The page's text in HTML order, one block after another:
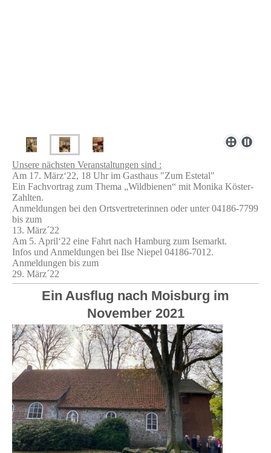
Unsere nächsten Veranstaltungen sind :
Am 17. März‘22, 18 Uhr im Gasthaus "Zum Estetal"
Ein Fachvortrag zum Thema „Wildbienen“ mit Monika Köster-
Zahlten.
Anmeldungen bei den Ortsvertreterinnen oder unter 04186-7799
bis zum
13. März´22
Am 5. April‘22 eine Fahrt nach Hamburg zum Isemarkt.
Infos und Anmeldungen bei Ilse Niepel 04186-7012.
Anmeldungen bis zum
29. März´22
Ein Ausflug nach Moisburg im
November 2021